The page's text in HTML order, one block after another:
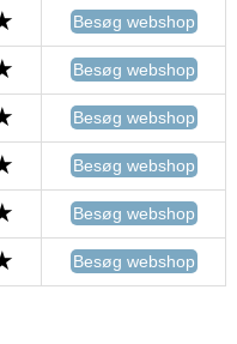
Besøg webshop
Besøg webshop
Besøg webshop
Besøg webshop
Besøg webshop
Besøg webshop